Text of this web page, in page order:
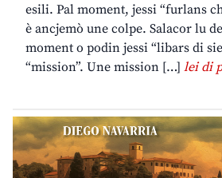
esili. Pal moment, jessi “furlans
è ancjemò une colpe. Salacor lu
moment o podin jessi “libars di
“mission”. Une mission […] lei di